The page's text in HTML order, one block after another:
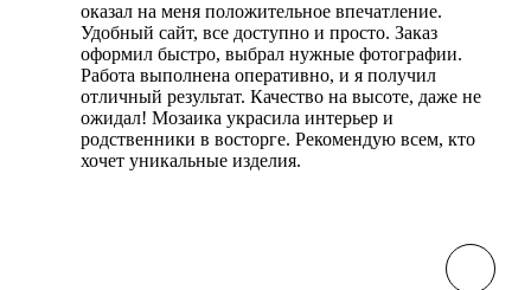
оказал на меня положительное впечатление.
Удобный сайт, все доступно и просто. Заказ
оформил быстро, выбрал нужные фотографии.
Работа выполнена оперативно, и я получил
отличный результат. Качество на высоте, даже не
ожидал! Мозаика украсила интерьер и
родственники в восторге. Рекомендую всем, кто
хочет уникальные изделия.